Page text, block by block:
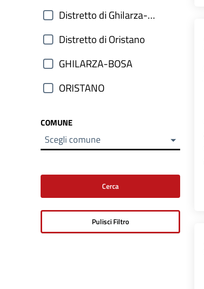
Distretto di Ghilarza-Bosa
Distretto di Oristano
GHILARZA-BOSA
ORISTANO
COMUNE
Scegli comune